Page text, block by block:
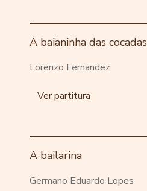
A baianinha das cocadas
Lorenzo Fernandez
Ver partitura
A bailarina
Germano Eduardo Lopes